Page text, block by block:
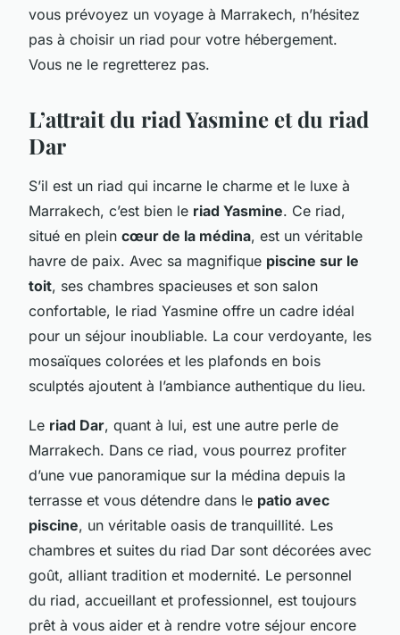
vous prévoyez un voyage à Marrakech, n’hésitez
pas à choisir un riad pour votre hébergement.
Vous ne le regretterez pas.
L’attrait du riad Yasmine et du riad
Dar
S’il est un riad qui incarne le charme et le luxe à
Marrakech, c’est bien le riad Yasmine. Ce riad,
situé en plein cœur de la médina, est un véritable
havre de paix. Avec sa magnifique piscine sur le
toit, ses chambres spacieuses et son salon
confortable, le riad Yasmine offre un cadre idéal
pour un séjour inoubliable. La cour verdoyante, les
mosaïques colorées et les plafonds en bois
sculptés ajoutent à l’ambiance authentique du lieu.
Le riad Dar, quant à lui, est une autre perle de
Marrakech. Dans ce riad, vous pourrez profiter
d’une vue panoramique sur la médina depuis la
terrasse et vous détendre dans le patio avec
piscine, un véritable oasis de tranquillité. Les
chambres et suites du riad Dar sont décorées avec
goût, alliant tradition et modernité. Le personnel
du riad, accueillant et professionnel, est toujours
prêt à vous aider et à rendre votre séjour encore